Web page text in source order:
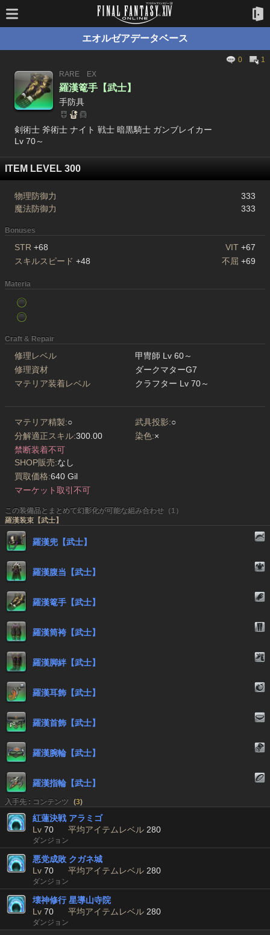
エオルゼアデータベース
0
1
RARE
EX
羅漢篭手【武士】
手防具
剣術士 斧術士 ナイト 戦士 暗黒騎士 ガンブレイカー
Lv 70～
ITEM LEVEL 300
物理防御力
333
魔法防御力
333
Bonuses
STR +68 VIT +67
スキルスピード +48 不屈 +69
Materia
Craft & Repair
修理レベル
甲冑師 Lv 60～
修理資材
ダークマターG7
マテリア装着レベル
クラフター Lv 70～
マテリア精製:○ 武具投影:○
分解適正スキル:300.00 染色:×
禁断装着不可
SHOP販売:なし
買取価格:640 Gil
マーケット取引不可
この装備品とまとめて幻影化が可能な組み合わせ（1）
羅漢装束【武士】
羅漢兜【武士】
羅漢腹当【武士】
羅漢篭手【武士】
羅漢筒袴【武士】
羅漢脚絆【武士】
羅漢耳飾【武士】
羅漢首飾【武士】
羅漢腕輪【武士】
羅漢指輪【武士】
入手先 : コンテンツ (3)
紅蓮決戦 アラミゴ
Lv 70 平均アイテムレベル 280
ダンジョン
悪党成敗 クガネ城
Lv 70 平均アイテムレベル 280
ダンジョン
壊神修行 星導山寺院
Lv 70 平均アイテムレベル 280
ダンジョン